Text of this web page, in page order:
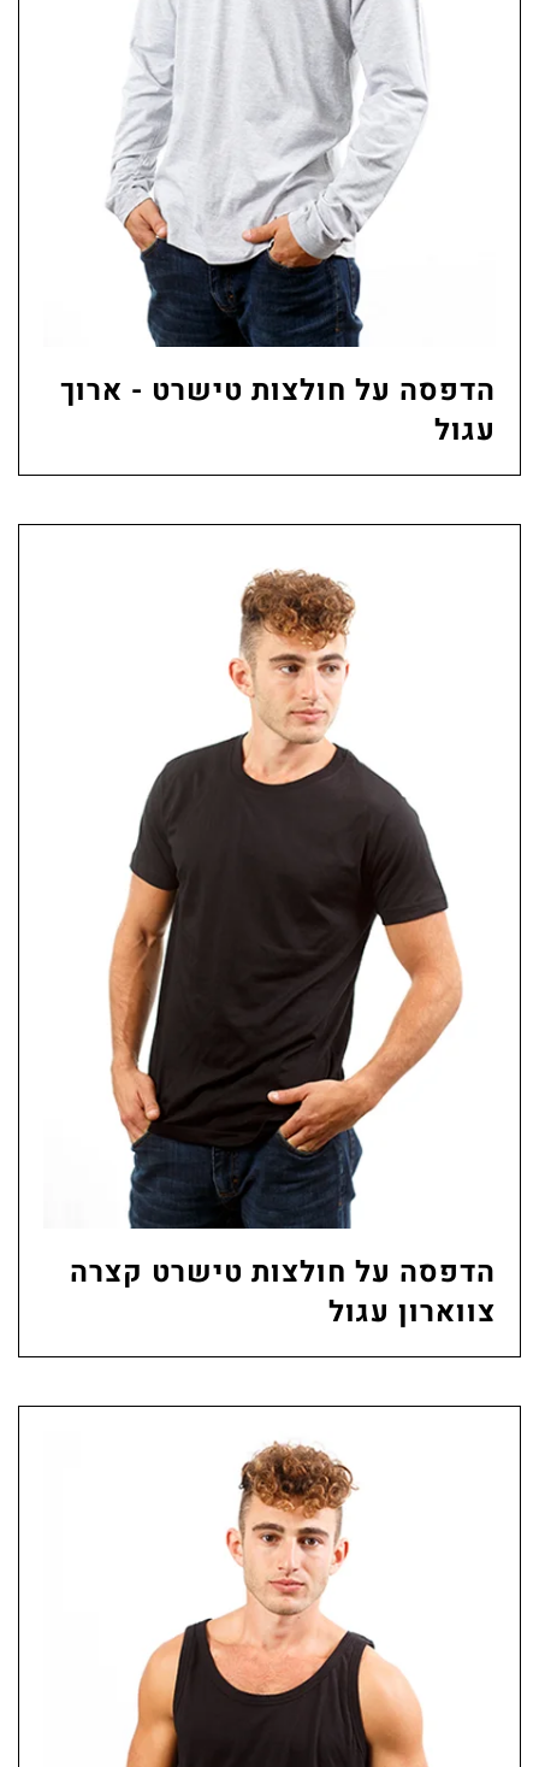
הדפסה על חולצות טישרט - ארוך
עגול
הדפסה על חולצות טישרט קצרה
צווארון עגול